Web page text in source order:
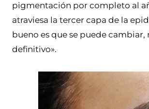
pigmentación por completo al
atraviesa la tercer capa de la
bueno es que se puede cambiar,
definitivo».